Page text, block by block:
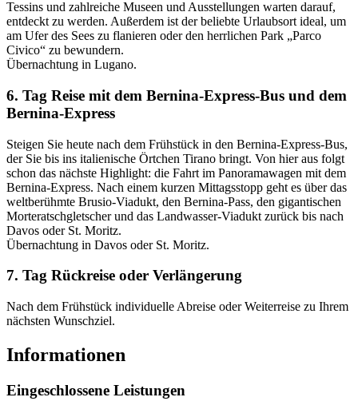
Tessins und zahlreiche Museen und Ausstellungen warten darauf,
entdeckt zu werden. Außerdem ist der beliebte Urlaubsort ideal, um
am Ufer des Sees zu flanieren oder den herrlichen Park „Parco
Civico“ zu bewundern.
Übernachtung in Lugano.
6. Tag Reise mit dem Bernina-Express-Bus und dem
Bernina-Express
Steigen Sie heute nach dem Frühstück in den Bernina-Express-Bus,
der Sie bis ins italienische Örtchen Tirano bringt. Von hier aus folgt
schon das nächste Highlight: die Fahrt im Panoramawagen mit dem
Bernina-Express. Nach einem kurzen Mittagsstopp geht es über das
weltberühmte Brusio-Viadukt, den Bernina-Pass, den gigantischen
Morteratschgletscher und das Landwasser-Viadukt zurück bis nach
Davos oder St. Moritz.
Übernachtung in Davos oder St. Moritz.
7. Tag Rückreise oder Verlängerung
Nach dem Frühstück individuelle Abreise oder Weiterreise zu Ihrem
nächsten Wunschziel.
Informationen
Eingeschlossene Leistungen